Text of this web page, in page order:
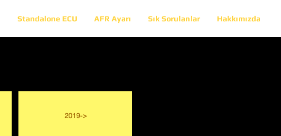
Standalone ECU AFR Ayarı Sık Sorulanlar Hakkımızda
2019->